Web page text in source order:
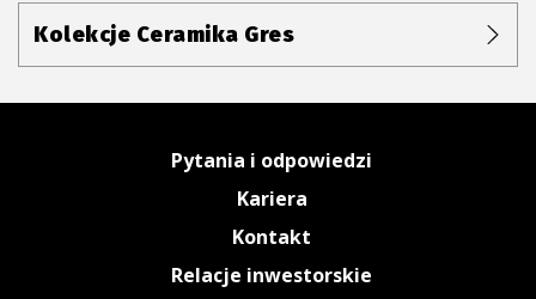
Kolekcje Ceramika Gres
Pytania i odpowiedzi
Kariera
Kontakt
Relacje inwestorskie